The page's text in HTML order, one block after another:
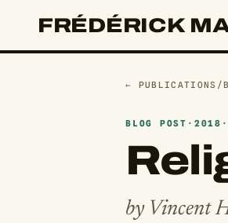
FRÉDÉRICK
← PUBLICATIONS /
BLOG POST · 2018 ·
by Vincent